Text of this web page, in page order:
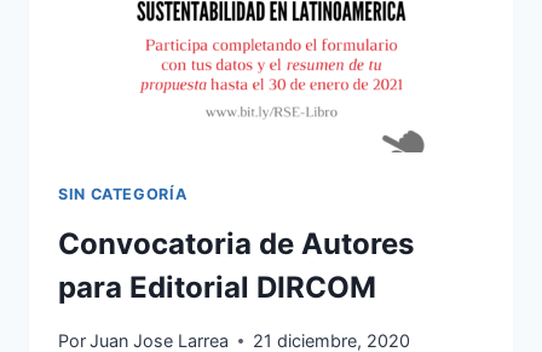
SIN CATEGORÍA
Convocatoria de Autores
para Editorial DIRCOM
PorJuan Jose Larrea 21 diciembre, 2020